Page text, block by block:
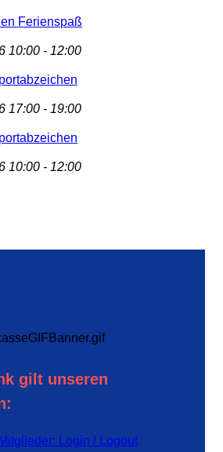
Ferienspaß
10:00 - 12:00
17:00 - 19:00
10:00 - 12:00
gilt unseren
Login / Logout